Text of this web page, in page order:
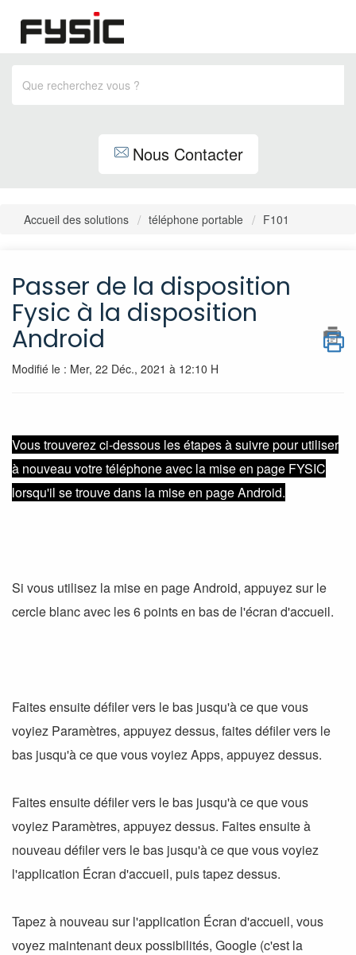
Nous Contacter
Accueil des solutions téléphone portable F101
Passer de la disposition
Fysic à la disposition
Android
Modifié le : Mer, 22 Déc., 2021 à 12:10 H
Vous trouverez ci-dessous les étapes à suivre pour utiliser
à nouveau votre téléphone avec la mise en page FYSIC
lorsqu'il se trouve dans la mise en page Android.
Si vous utilisez la mise en page Android, appuyez sur le
cercle blanc avec les 6 points en bas de l'écran d'accueil.
Faites ensuite défiler vers le bas jusqu'à ce que vous
voyiez Paramètres, appuyez dessus, faites défiler vers le
bas jusqu'à ce que vous voyiez Apps, appuyez dessus.
Faites ensuite défiler vers le bas jusqu'à ce que vous
voyiez Paramètres, appuyez dessus. Faites ensuite à
nouveau défiler vers le bas jusqu'à ce que vous voyiez
l'application Écran d'accueil, puis tapez dessus.
Tapez à nouveau sur l'application Écran d'accueil, vous
voyez maintenant deux possibilités, Google (c'est la